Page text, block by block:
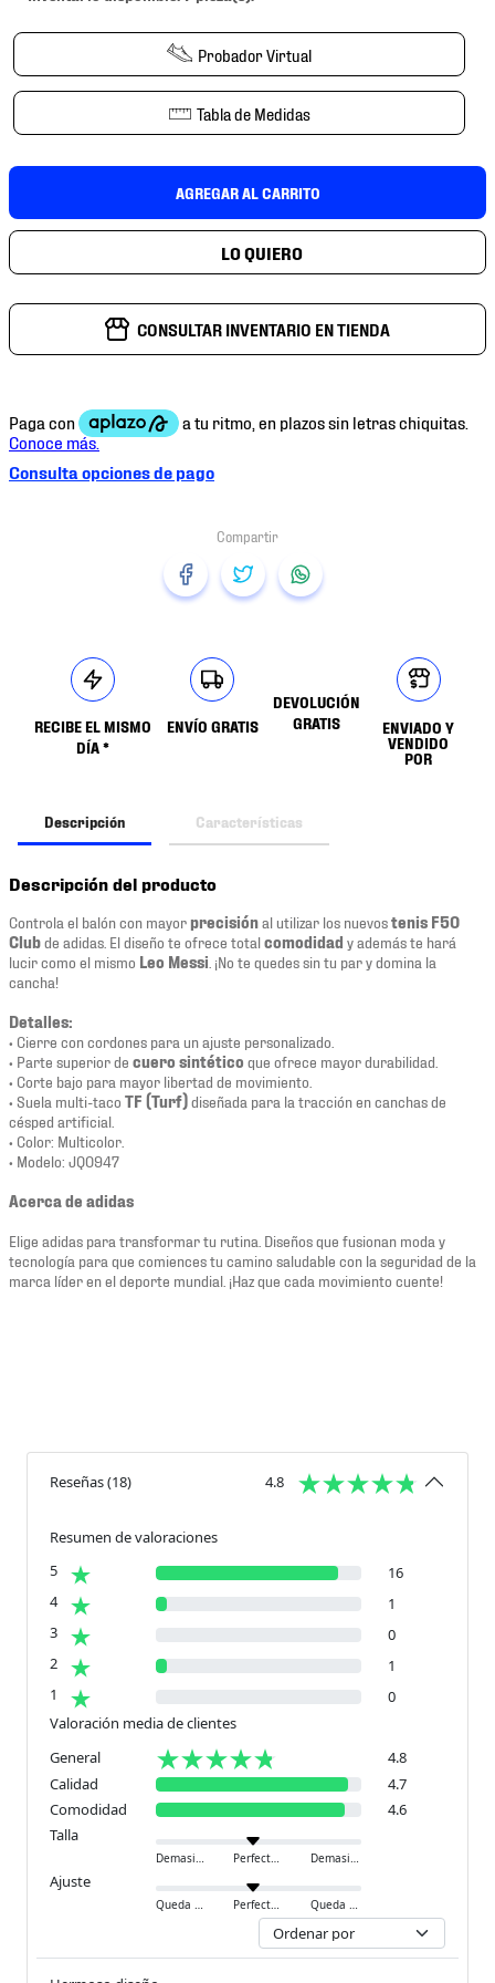
Probador Virtual
Tabla de Medidas
AGREGAR AL CARRITO
CONSULTAR INVENTARIO EN TIENDA
Consulta opciones de pago
RECIBE EL MISMO
DÍA *
ENVÍO GRATIS
DEVOLUCIÓN
GRATIS
ENVIADO Y
VENDIDO
POR
Descripción Características
Descripción del producto
Controla el balón con mayorprecisiónal utilizar los nuevostenis F50
Clubde adidas. El diseño te ofrece totalcomodidad y además te hará
lucir como el mismo Leo Messi . ¡No te quedes sin tu par y domina la
cancha!
Detalles:
• Cierre con cordones para un ajuste personalizado.
• Parte superior de cuero sintético que ofrece mayor durabilidad.
• Corte bajo para mayor libertad de movimiento.
• Suela multi-taco TF (Turf)diseñada para la tracción en canchas de
césped artificial.
• Color: Multicolor.
• Modelo: JQ0947
Acerca de adidas
Elige adidas para transformar tu rutina. Diseños que fusionan moda y
tecnología para que comiences tu camino saludable con la seguridad de la
marca líder en el deporte mundial. ¡Haz que cada movimiento cuente!
Reseñas(18) 4.8
Resumen de valoraciones
5
16
4
1
3
0
2
1
1
0
Valoración media de clientes
General
4.8
Calidad
4.7
Comodidad
4.6
Talla
Demasiado pequeño Perfecto Demasiado grande
Ajuste
Queda ajustado Perfecto Queda holgado
9.
tenis niño